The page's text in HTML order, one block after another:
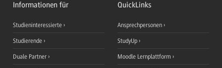
Informationen für
Studieninteressierte
Studierende
Duale Partner
QuickLinks
Ansprechpersonen
StudyUp
Moodle Lernplattform